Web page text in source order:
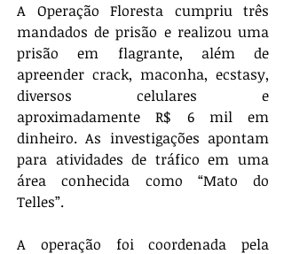
A Operação Floresta cumpriu três
mandados de prisão e realizou uma
prisão em flagrante, além de
apreender crack, maconha, ecstasy,
diversos celulares e
aproximadamente R$ 6 mil em
dinheiro. As investigações apontam
para atividades de tráfico em uma
área conhecida como “Mato do
Telles”.
A operação foi coordenada pela